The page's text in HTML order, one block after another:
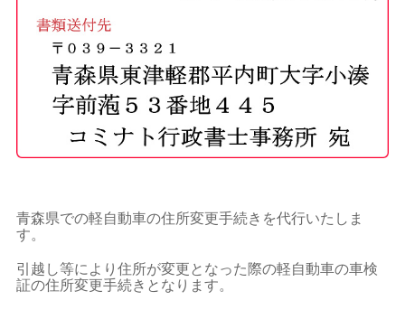
青森県での軽自動車の住所変更手続きを代行いたしま
す。
引越し等により住所が変更となった際の軽自動車の車検
証の住所変更手続きとなります。